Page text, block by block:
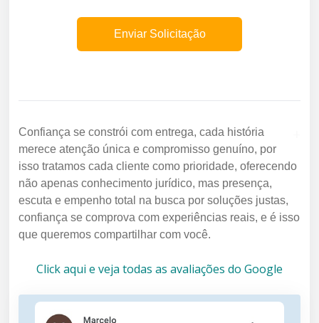
Confiança se constrói com entrega, cada história
merece atenção única e compromisso genuíno, por
isso tratamos cada cliente como prioridade, oferecendo
não apenas conhecimento jurídico, mas presença,
escuta e empenho total na busca por soluções justas,
confiança se comprova com experiências reais, e é isso
que queremos compartilhar com você.
Click aqui e veja todas as avaliações do Google